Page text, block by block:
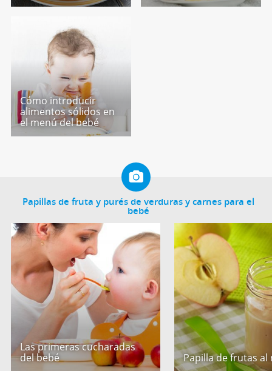
Cómo introducir
alimentos sólidos en
el menú del bebé
Papillas de fruta y purés de verduras y carnes para el
bebé
Las primeras cucharadas
del bebé
Papilla de frutas al